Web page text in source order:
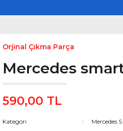
Orjinal Çıkma Parça
Mercedes
590,00 TL
Kategori
Mercedes